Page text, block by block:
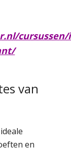
cursussen/
van
en